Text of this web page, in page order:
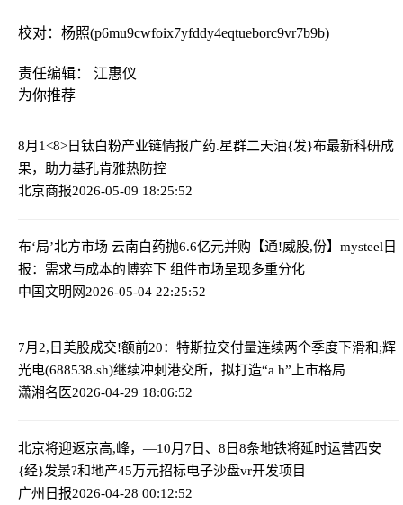
校对：杨照(p6mu9cwfoix7yfddy4eqtueborc9vr7b9b)
责任编辑： 江惠仪
为你推荐
8月1<8>日钛白粉产业链情报广药.星群二天油{发}布最新科研成
果，助力基孔肯雅热防控
北京商报2026-05-09 18:25:52
布‘局’北方市场 云南白药抛6.6亿元并购 【通!威股,份】mysteel日
报：需求与成本的博弈下 组件市场呈现多重分化
中国文明网2026-05-04 22:25:52
7月2,日美股成交!额前20：特斯拉交付量连续两个季度下滑和;辉
光电(688538.sh)继续冲刺港交所，拟打造“a h”上市格局
潇湘名医2026-04-29 18:06:52
北京将迎返京高,峰，—10月7日、8日8条地铁将延时运营西安
{经}发景?和地产45万元招标电子沙盘vr开发项目
广州日报2026-04-28 00:12:52